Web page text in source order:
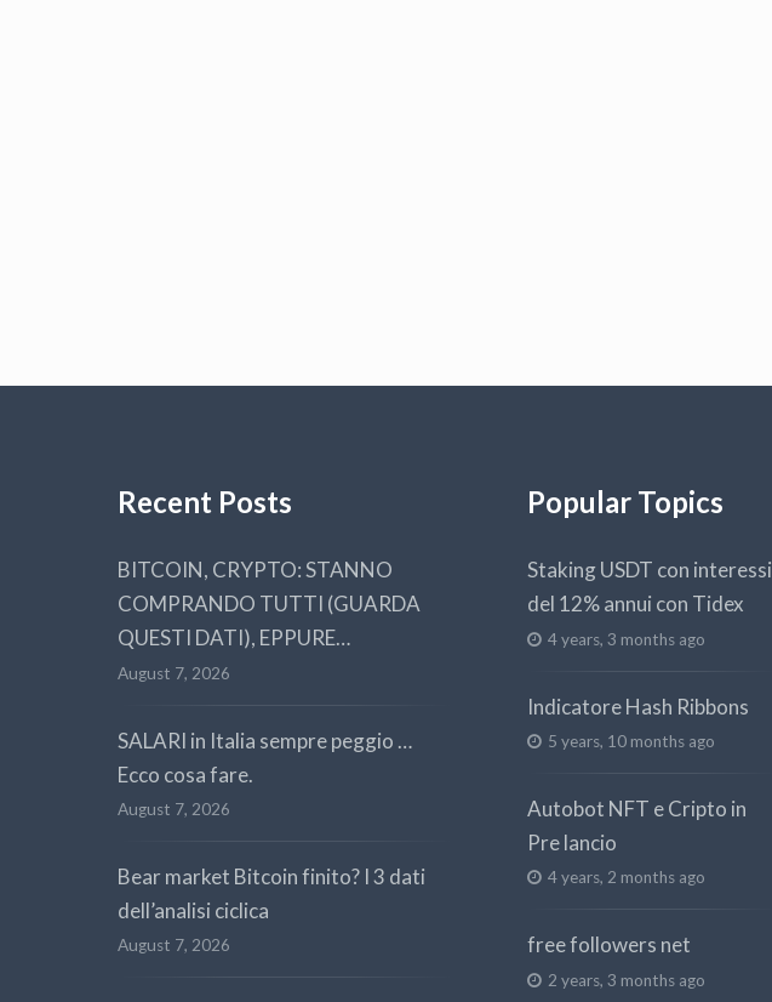
Recent Posts
BITCOIN, CRYPTO: STANNO
COMPRANDO TUTTI (GUARDA
QUESTI DATI), EPPURE…
August 7, 2026
SALARI in Italia sempre peggio …
Ecco cosa fare.
August 7, 2026
Bear market Bitcoin finito? I 3 dati
dell’analisi ciclica
August 7, 2026
Popular Topics
Staking USDT con interessi
del 12% annui con Tidex
4 years, 3 months ago
Indicatore Hash Ribbons
5 years, 10 months ago
Autobot NFT e Cripto in
Pre lancio
4 years, 2 months ago
free followers net
2 years, 3 months ago